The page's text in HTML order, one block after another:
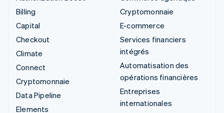
Billing
Capital
Checkout
Climate
Connect
Cryptomonnaie
Data Pipeline
Elements
Cryptomonnaie
E-commerce
Services financiers
intégrés
Automatisation des
opérations financières
Entreprises
internationales